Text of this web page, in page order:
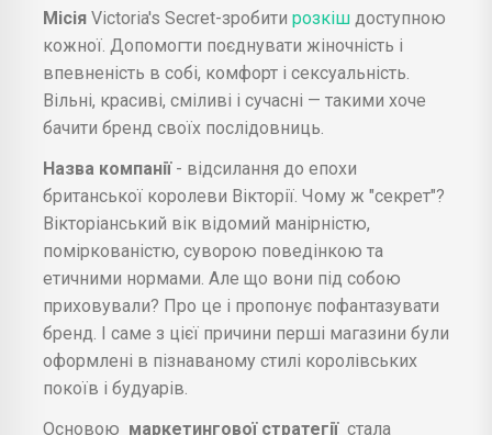
Місія Victoria's Secret-зробити розкіш доступною
кожної. Допомогти поєднувати жіночність і
впевненість в собі, комфорт і сексуальність.
Вільні, красиві, сміливі і сучасні — такими хоче
бачити бренд своїх послідовниць.
Назва компанії- відсилання до епохи
британської королеви Вікторії. Чому ж "секрет"?
Вікторіанський вік відомий манірністю,
поміркованістю, суворою поведінкою та
етичними нормами. Але що вони під собою
приховували? Про це і пропонує пофантазувати
бренд. І саме з цієї причини перші магазини були
оформлені в пізнаваному стилі королівських
покоїв і будуарів.
Основою маркетингової стратегії стала